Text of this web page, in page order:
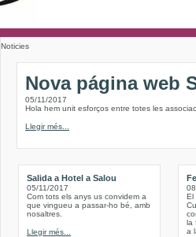
Noticies
Nova página web
05/11/2017
Hola hem unit esforços entre totes les
Llegir més...
Salida a Hotel a Salou
05/11/2017
Com tots els anys us convidem a
que vingueu a passar-ho bé, amb
nosaltres.
Llegir més...
El
la
a